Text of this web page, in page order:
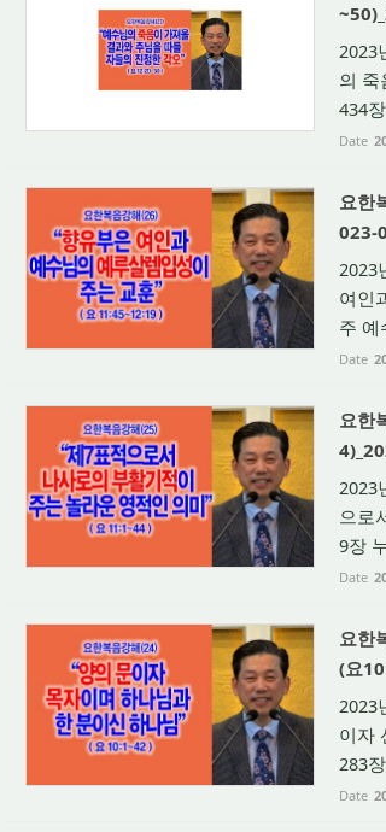
2023
의 죽
434
Date
요한
023-
2023
여인
주 예
Date
요한
2023
으로
9장
Date
요한
(요
2023
이자
283
Date